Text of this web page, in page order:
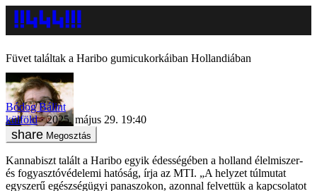
Füvet találtak a Haribo gumicukorkáiban Hollandiában
Bódog Bálint
külföld
2025. május 29. 19:40
Megosztás
Kannabiszt talált a Haribo egyik édességében a holland élelmiszer-
és fogyasztóvédelemi hatóság, írja az MTI. „A helyzet túlmutat
egyszerű egészségügyi panaszokon, azonnal felvettük a kapcsolatot